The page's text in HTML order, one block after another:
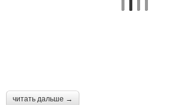
читать дальше →